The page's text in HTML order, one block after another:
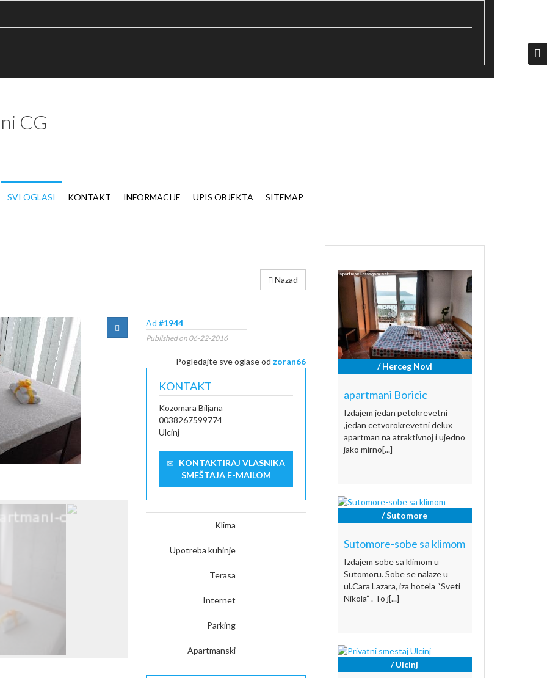
CG
SVI OGLASI KONTAKT INFORMACIJE UPIS OBJEKTA SITEMAP
Nazad
Ad #1944
Published on 06-22-2016
Pogledajte sve oglase od zoran66
KONTAKT
Kozomara Biljana
0038267599774
Ulcinj
KONTAKTIRAJ VLASNIKA
SMEŠTAJA E-MAILOM
Klima
Upotreba kuhinje
Terasa
Internet
Parking
Apartmanski
/ Herceg Novi
apartmani Boricic
Izdajem jedan petokrevetni
,jedan cetvorokrevetni delux
apartman na atraktivnoj i ujedno
jako mirno[...]
/ Sutomore
Sutomore-sobe sa klimom
Izdajem sobe sa klimom u
Sutomoru. Sobe se nalaze u
ul.Cara Lazara, iza hotela “Sveti
Nikola” . To j[...]
/ Ulcinj